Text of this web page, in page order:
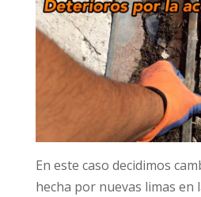
En este caso decidimos
hecha por nuevas limas en